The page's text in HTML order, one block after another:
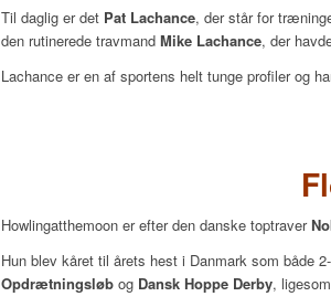
Til daglig er det Pat Lachance, der står for
den rutinerede travmand Mike Lachance, der
Lachance er en af sportens helt tunge profiler og
Howlingatthemoon er efter den danske toptraver
Hun blev kåret til årets hest i Danmark som både
Opdrætningsløb og Dansk Hoppe Derby,